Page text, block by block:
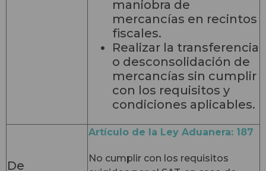
maniobra de
mercancías en recintos
fiscales.
Realizar la transferencia
o desconsolidación de
mercancías sin cumplir
con los requisitos y
condiciones aplicables.
De
Artículo de la Ley Aduanera: 187
No cumplir con los requisitos